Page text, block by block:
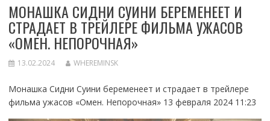
МОНАШКА СИДНИ СУИНИ БЕРЕМЕНЕЕТ И
СТРАДАЕТ В ТРЕЙЛЕРЕ ФИЛЬМА УЖАСОВ
«ОМЕН. НЕПОРОЧНАЯ»
13.02.2024 WHEREMINSK
Монашка Сидни Суини беременеет и страдает в трейлере
фильма ужасов «Омен. Непорочная» 13 февраля 2024 11:23